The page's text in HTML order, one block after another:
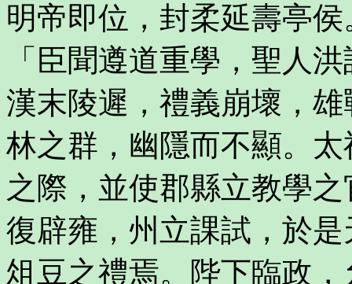
明帝即位，封柔延壽亭
「臣聞遵道重學，聖人
漢末陵遲，禮義崩壞，
林之群，幽隱而不顯。
之際，並使郡縣立教學
復辟雍，州立課試，於
俎豆之禮焉。陛下臨政